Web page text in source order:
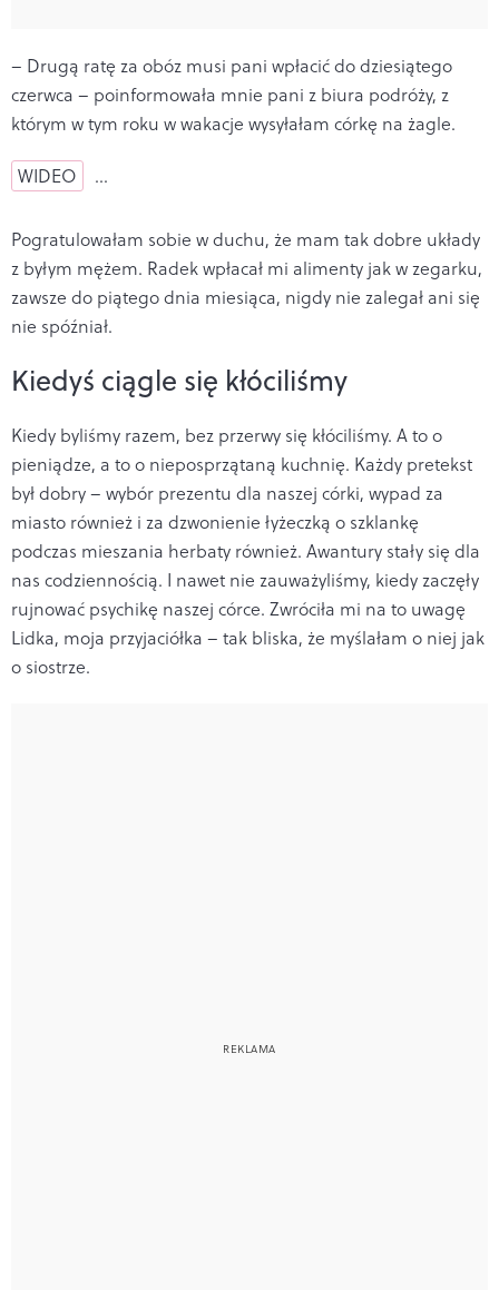
– Drugą ratę za obóz musi pani wpłacić do dziesiątego
czerwca – poinformowała mnie pani z biura podróży, z
którym w tym roku w wakacje wysyłałam córkę na żagle.
WIDEO …
Pogratulowałam sobie w duchu, że mam tak dobre układy
z byłym mężem. Radek wpłacał mi alimenty jak w zegarku,
zawsze do piątego dnia miesiąca, nigdy nie zalegał ani się
nie spóźniał.
Kiedyś ciągle się kłóciliśmy
Kiedy byliśmy razem, bez przerwy się kłóciliśmy. A to o
pieniądze, a to o nieposprzątaną kuchnię. Każdy pretekst
był dobry – wybór prezentu dla naszej córki, wypad za
miasto również i za dzwonienie łyżeczką o szklankę
podczas mieszania herbaty również. Awantury stały się dla
nas codziennością. I nawet nie zauważyliśmy, kiedy zaczęły
rujnować psychikę naszej córce. Zwróciła mi na to uwagę
Lidka, moja przyjaciółka – tak bliska, że myślałam o niej jak
o siostrze.